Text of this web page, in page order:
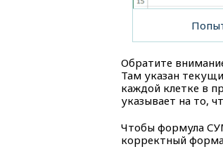
Обратите
Там указан
каждой клетке в
указывает на то,
Чтобы формула
корректный